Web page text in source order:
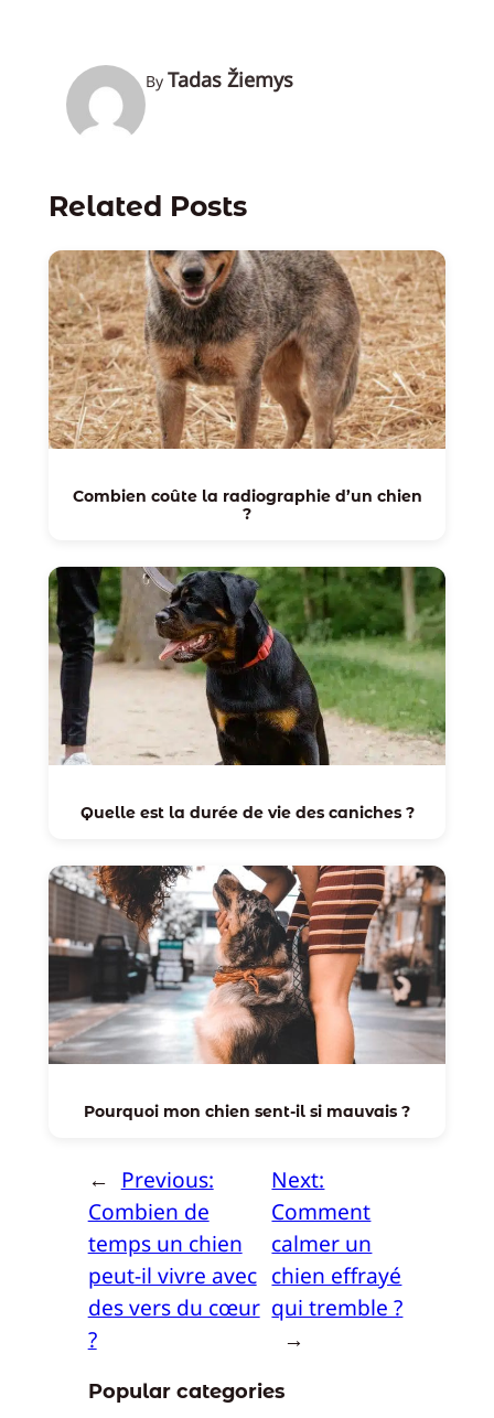
By Tadas Žiemys
Related Posts
Combien coûte la radiographie d’un chien
?
Quelle est la durée de vie des caniches ?
Pourquoi mon chien sent-il si mauvais ?
← Previous:
Combien de
temps un chien
peut-il vivre avec
des vers du cœur
?
Next:
Comment
calmer un
chien effrayé
qui tremble ?
→
Popular categories